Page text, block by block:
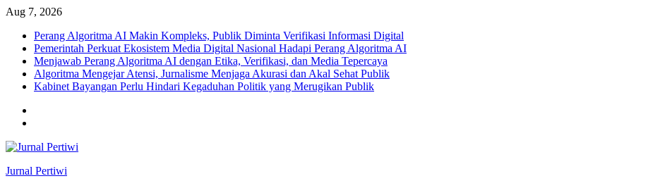
Skip
content
Aug 7, 2026
Perang Algoritma AI Makin Kompleks, Publik Diminta Verifikasi Informasi Digital
Pemerintah Perkuat Ekosistem Media Digital Nasional Hadapi Perang Algoritma AI
Menjawab Perang Algoritma AI dengan Etika, Verifikasi, dan Media Tepercaya
Algoritma Mengejar Atensi, Jurnalisme Menjaga Akurasi dan Akal Sehat Publik
Kabinet Bayangan Perlu Hindari Kegaduhan Politik yang Merugikan Publik
Jurnal Pertiwi